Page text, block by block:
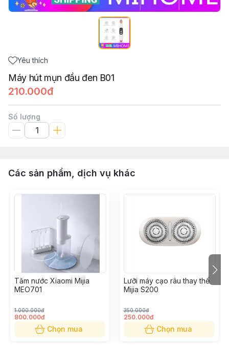
Yêu thích
Máy hút mụn đầu đen B01
210.000đ
Số lượng
Các sản phẩm, dịch vụ khác
Tăm nước Xiaomi Mijia
MEO701
1.000.000đ
800.000đ
Chọn mua
Lưỡi máy cạo râu thay thế
Mijia S200
350.000đ
250.000đ
Chọn mua